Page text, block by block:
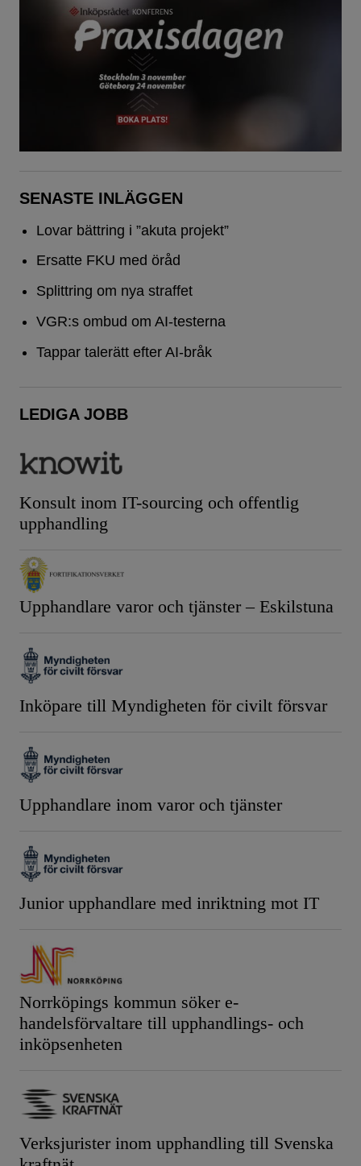
SENASTE INLÄGGEN
Lovar bättring i ”akuta projekt”
Ersatte FKU med öråd
Splittring om nya straffet
VGR:s ombud om AI-testerna
Tappar talerätt efter AI-bråk
LEDIGA JOBB
Konsult inom IT-sourcing och offentlig
upphandling
Upphandlare varor och tjänster – Eskilstuna
Inköpare till Myndigheten för civilt försvar
Upphandlare inom varor och tjänster
Junior upphandlare med inriktning mot IT
Norrköpings kommun söker e-
handelsförvaltare till upphandlings- och
inköpsenheten
Verksjurister inom upphandling till Svenska